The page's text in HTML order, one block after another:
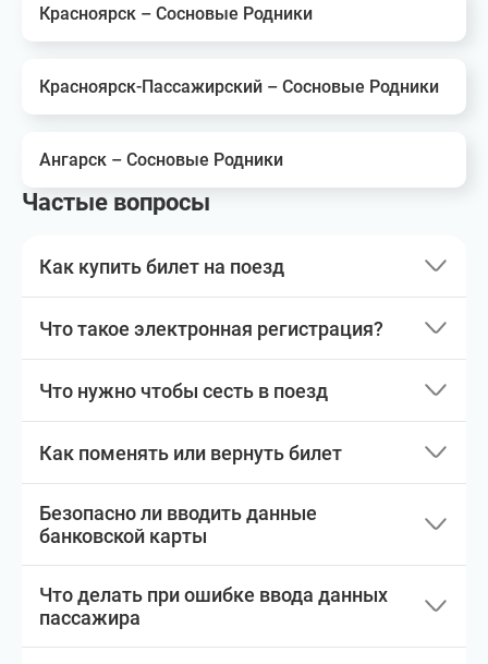
Красноярск – Сосновые Родники
Красноярск-Пассажирский – Сосновые Родники
Ангарск – Сосновые Родники
Частые вопросы
Как купить билет на поезд
Что такое электронная регистрация?
Что нужно чтобы сесть в поезд
Как поменять или вернуть билет
Безопасно ли вводить данные
банковской карты
Что делать при ошибке ввода данных
пассажира